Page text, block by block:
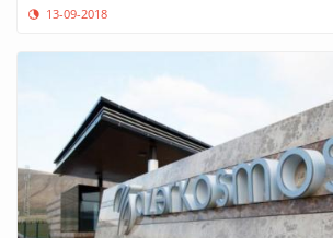
13-09-2018